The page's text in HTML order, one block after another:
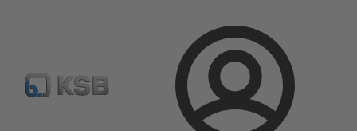
Bejelentkezés
Hírlevél Termékkonfiguráció Termékek keresése